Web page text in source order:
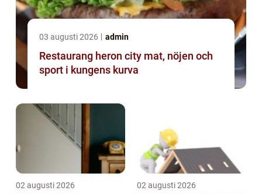
03 augusti 2026 admin
Restaurang heron city mat, nöjen och
sport i kungens kurva
02 augusti 2026 02 augusti 2026